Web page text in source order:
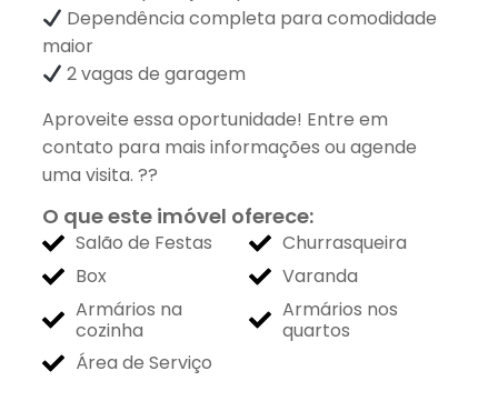
Dependência completa para comodidade
maior
2 vagas de garagem
Aproveite essa oportunidade! Entre em
contato para mais informações ou agende
uma visita. ??
O que este imóvel oferece:
Salão de Festas
Churrasqueira
Box
Varanda
Armários na
cozinha
Armários nos
quartos
Área de Serviço